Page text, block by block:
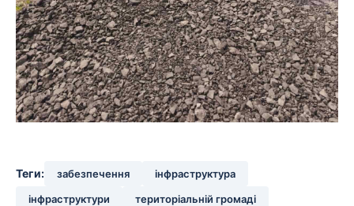
Теги: забезпечення
інфраструктура
інфраструктури
територіальній громаді